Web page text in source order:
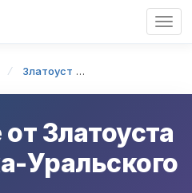
Златоуст
от Златоуста
Уральского